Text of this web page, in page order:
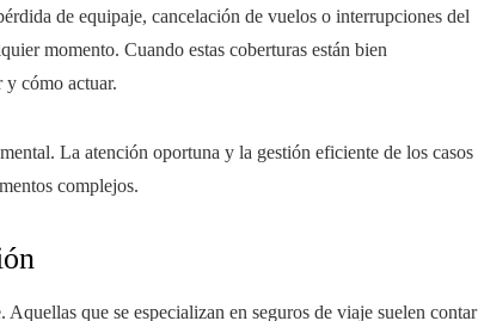
de equipaje, cancelación de vuelos o interrupciones del
momento. Cuando estas coberturas están bien
y cómo actuar.
La atención oportuna y la gestión eficiente de los casos
complejos.
que se especializan en seguros de viaje suelen contar